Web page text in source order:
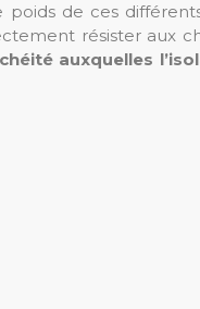
de ces
résister aux
auxquelles